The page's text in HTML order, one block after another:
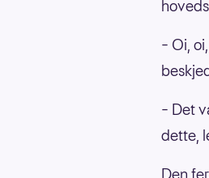
– Oi,
– Det
dette,